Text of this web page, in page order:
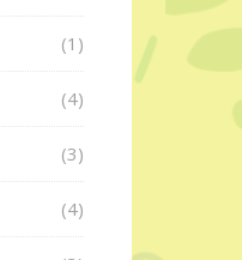
(1)
(4)
(3)
(4)